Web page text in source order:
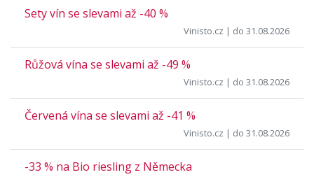
Sety vín se slevami až -40 %
Vinisto.cz | do 31.08.2026
Růžová vína se slevami až -49 %
Vinisto.cz | do 31.08.2026
Červená vína se slevami až -41 %
Vinisto.cz | do 31.08.2026
-33 % na Bio riesling z Německa